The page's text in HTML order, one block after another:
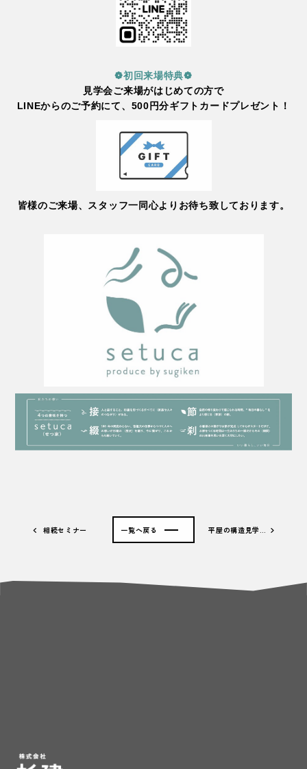
❁初回来場特典❁
見学会ご来場がはじめての方で
LINEからのご予約にて、500円分ギフトカードプレゼント！
皆様のご来場、スタッフ一同心よりお待ち致しております。
相続セミナー 平屋の構造見学…
一覧へ戻る